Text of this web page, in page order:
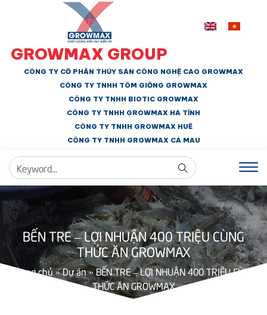
GROWMAX GROUP
CÔNG TY CỔ PHẦN THỦY SẢN CÔNG NGHỆ CAO GROWMAX
CÔNG TY TNHH TÔM GIỐNG GROWMAX
CÔNG TY TNHH BIOTIC GROWMAX
CÔNG TY TNHH GROWMAX HÀ TĨNH
CÔNG TY TNHH GROWMAX HUẾ
CÔNG TY TNHH GROWMAX CÀ MAU
BẾN TRE – LỢI NHUẬN 400 TRIỆU CÙNG
THỨC ĂN GROWMAX
Trang chủ»Dự án»BẾN TRE – LỢI NHUẬN 400 TRIỆU CÙNG
THỨC ĂN GROWMAX